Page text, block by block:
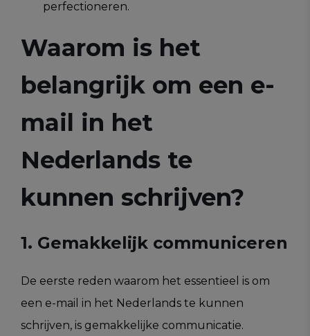
perfectioneren.
Waarom is het
belangrijk om een e-
mail in het
Nederlands te
kunnen schrijven?
1. Gemakkelijk communiceren
De eerste reden waarom het essentieel is om
een e-mail in het Nederlands te kunnen
schrijven, is gemakkelijke communicatie.